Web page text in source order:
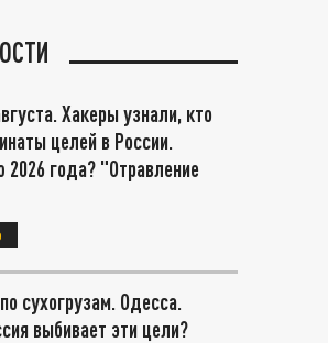
Хакеры узнали, кто
целей в России.
2026 года? "Отравление
сухогрузам. Одесса.
выбивает эти цели?